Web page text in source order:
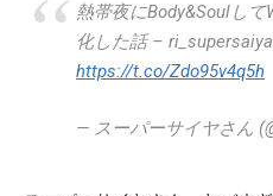
熱帯夜にBody&Soulし
化した話 –
https://t.co/Zdo95v4q5h
— スーパーサイヤさん